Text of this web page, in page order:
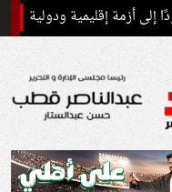
ودولية برنامج